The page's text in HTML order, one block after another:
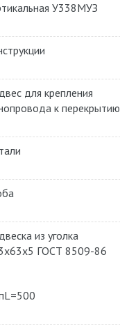
У338МУЗ
для крепления
к перекрытию
из уголка
ГОСТ 8509-86